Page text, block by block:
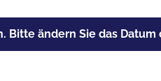
ändern Sie das